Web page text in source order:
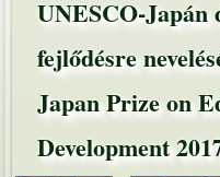
UNESCO-
fejlődésre
Japan Prize on
Development